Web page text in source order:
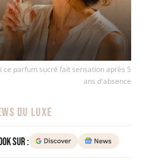
ce parfum sucré fait sensation après 5
ans d'absence
DU LUXE
sur :